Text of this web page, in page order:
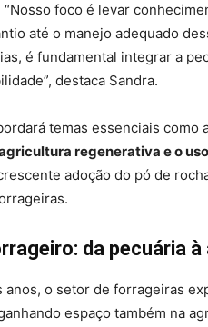
foco é levar
até o manejo adequado
é fundamental integrar a
destaca Sandra.
temas essenciais como
regenerativa e o
adoção do pó de
da pecuária
anos, o setor de forrageiras
espaço também na